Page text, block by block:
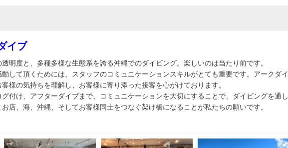
イブ
明度と、多種多様な生態系を誇る沖縄でのダイビング。楽しいのは当たり前です。
動して頂くためには、スタッフのコミュニケーションスキルがとても重要です。アークダイ
客様の気持ちを理解し、お客様に寄り添った接客を心がけております。
グ付け、アフターダイブまで、コミュニケーションを大切にすることで、ダイビングを通し
お店、海、沖縄、そしてお客様同士をつなぐ架け橋になることが私たちの願いです。